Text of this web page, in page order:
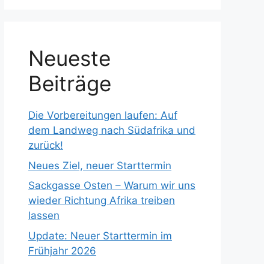
Neueste
Beiträge
Die Vorbereitungen laufen: Auf
dem Landweg nach Südafrika und
zurück!
Neues Ziel, neuer Starttermin
Sackgasse Osten – Warum wir uns
wieder Richtung Afrika treiben
lassen
Update: Neuer Starttermin im
Frühjahr 2026